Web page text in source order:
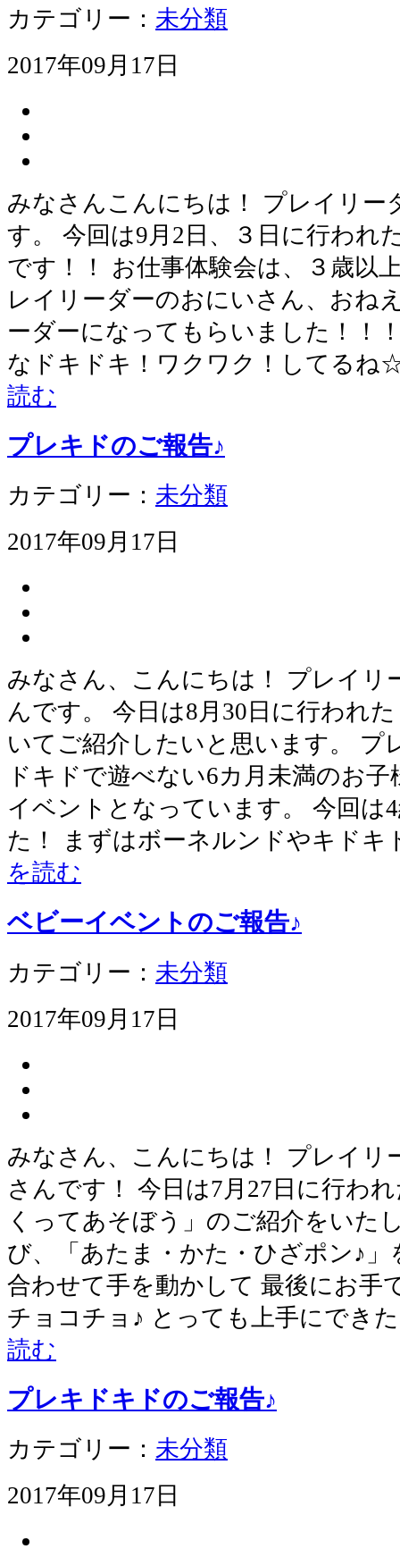
カテゴリー： 未分類
2017年09月17日
みなさんこんにちは！ プレイリー
す。 今回は9月2日、３日に行われ
です！！ お仕事体験会は、３歳以
レイリーダーのおにいさん、おね
ーダーになってもらいました！！
なドキドキ！ワクワク！してる
読む
プレキドのご報告♪
カテゴリー： 未分類
2017年09月17日
みなさん、こんにちは！ プレイリ
んです。 今日は8月30日に行われ
いてご紹介したいと思います。 プ
ドキドで遊べない6カ月未満のお
イベントとなっています。 今回は
た！ まずはボーネルンドやキド
を読む
ベビーイベントのご報告♪
カテゴリー： 未分類
2017年09月17日
みなさん、こんにちは！ プレイリ
さんです！ 今日は7月27日に行わ
くってあそぼう」のご紹介をいた
び、「あたま・かた・ひざポン♪
合わせて手を動かして 最後にお手
チョコチョ♪ とっても上手にでき
読む
プレキドキドのご報告♪
カテゴリー： 未分類
2017年09月17日